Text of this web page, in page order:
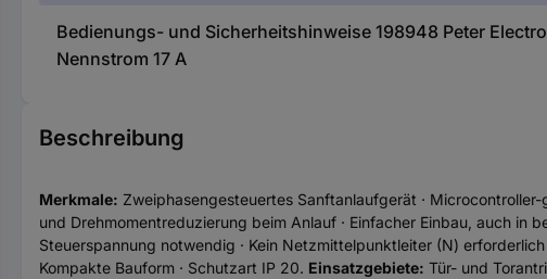
Bedienungs- und Sicherheitshinweise 198948 Peter
Nennstrom 17 A
Beschreibung
Merkmale: Zweiphasengesteuertes Sanftanlaufgerät ·
und Drehmomentreduzierung beim Anlauf · Einfacher Einbau, auch in
Steuerspannung notwendig · Kein Netzmittelpunktleiter (N)
Kompakte Bauform · Schutzart IP 20. Einsatzgebiete: Tür- und